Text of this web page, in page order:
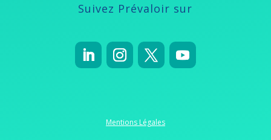
Suivez Prévaloir sur
Mentions Légales